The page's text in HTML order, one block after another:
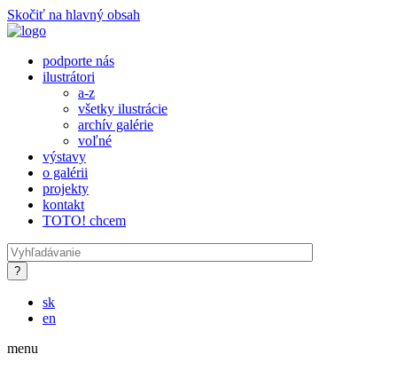
Skočiť na hlavný obsah
podporte nás
ilustrátori
a-z
všetky ilustrácie
archív galérie
voľné
výstavy
o galérii
projekty
kontakt
TOTO! chcem
sk
en
menu